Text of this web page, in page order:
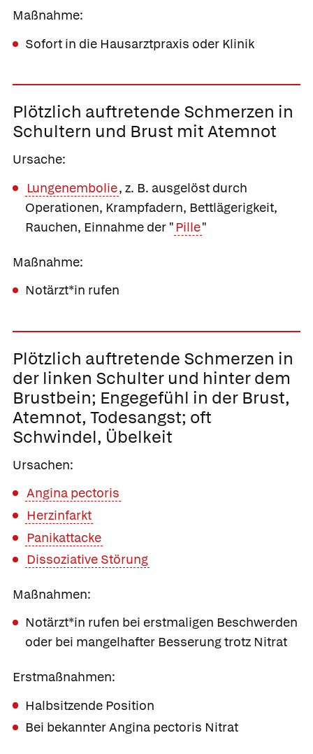
Maßnahme:
Sofort in die Hausarztpraxis oder Klinik
Plötzlich auftretende Schmerzen in
Schultern und Brust mit Atemnot
Ursache:
Lungenembolie, z. B. ausgelöst durch
Operationen, Krampfadern, Bettlägerigkeit,
Rauchen, Einnahme der " Pille"
Maßnahme:
Notärzt*in rufen
Plötzlich auftretende Schmerzen in
der linken Schulter und hinter dem
Brustbein; Engegefühl in der Brust,
Atemnot, Todesangst; oft
Schwindel, Übelkeit
Ursachen:
Angina pectoris
Herzinfarkt
Panikattacke
Dissoziative Störung
Maßnahmen:
Notärzt*in rufen bei erstmaligen Beschwerden
oder bei mangelhafter Besserung trotz Nitrat
Erstmaßnahmen:
Halbsitzende Position
Bei bekannter Angina pectoris Nitrat